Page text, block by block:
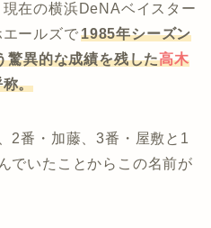
在の横浜DeNAベイスター
ールズで1985年シーズン
驚異的な成績を残した高木
称。
2番・加藤、3番・屋敷と1
でいたことからこの名前が